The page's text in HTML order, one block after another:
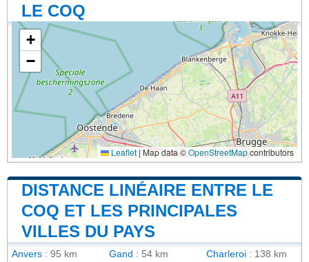
LE COQ
+
−
Leaflet |Map data ©OpenStreetMapcontributors
DISTANCE LINÉAIRE ENTRE LE
COQ ET LES PRINCIPALES
VILLES DU PAYS
Anvers : 95 km Gand : 54 km Charleroi : 138 km